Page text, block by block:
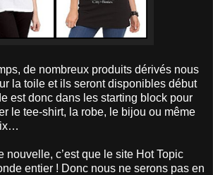
de nombreux produits dérivés nous
la toile et ils seront disponibles début
est donc dans les starting block pour
le tee-shirt, la robe, le bijou ou même
nouvelle, c’est que le site Hot Topic
entier ! Donc nous ne serons pas en